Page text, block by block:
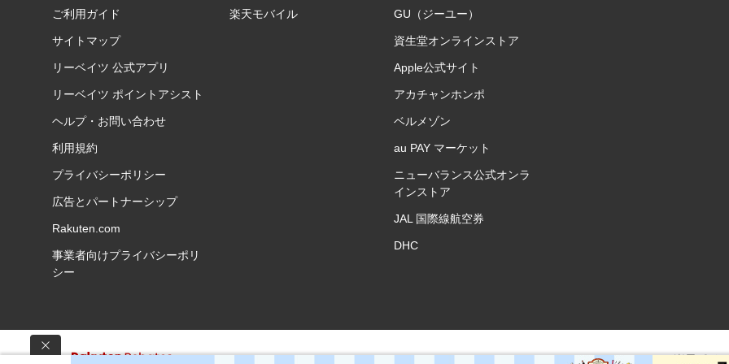
ご利用ガイド
サイトマップ
リーベイツ 公式アプリ
リーベイツ ポイントアシスト
ヘルプ・お問い合わせ
利用規約
プライバシーポリシー
広告とパートナーシップ
Rakuten.com
事業者向けプライバシーポリ
シー
楽天モバイル GU（ジーユー）
資生堂オンラインストア
Apple公式サイト
アカチャンホンポ
ベルメゾン
au PAY マーケット
ニューバランス公式オンラ
インストア
JAL 国際線航空券
DHC
楽天ポイ